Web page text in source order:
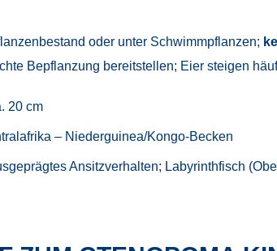
oder unter Schwimmpflanzen;
Bepflanzung bereitstellen; Eier steigen
20 cm
– Niederguinea/Kongo-Becken
Ansitzverhalten; Labyrinthfisch